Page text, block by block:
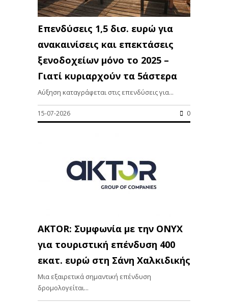
Επενδύσεις 1,5 δισ. ευρώ για
ανακαινίσεις και επεκτάσεις
ξενοδοχείων μόνο το 2025 –
Γιατί κυριαρχούν τα 5άστερα
Αύξηση καταγράφεται στις επενδύσεις για...
15-07-2026 0
AKTOR: Συμφωνία με την ONYX
για τουριστική επένδυση 400
εκατ. ευρώ στη Σάνη Χαλκιδικής
Μια εξαιρετικά σημαντική επένδυση
δρομολογείται...